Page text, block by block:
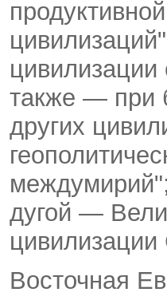
также — при
других
дугой —
цивилизации
Восточная